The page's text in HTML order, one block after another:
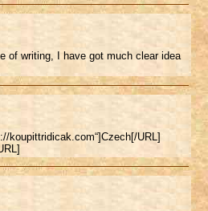
of writing, I have got much clear idea
koupittridicak.com“]Czech[/URL]